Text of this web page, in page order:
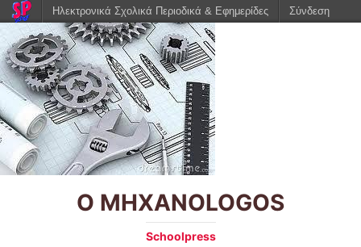
O MHXANOLOGOS
Schoolpress
Ηλεκτρονικά Σχολικά Περιοδικά & Εφημερίδες Σύνδεση